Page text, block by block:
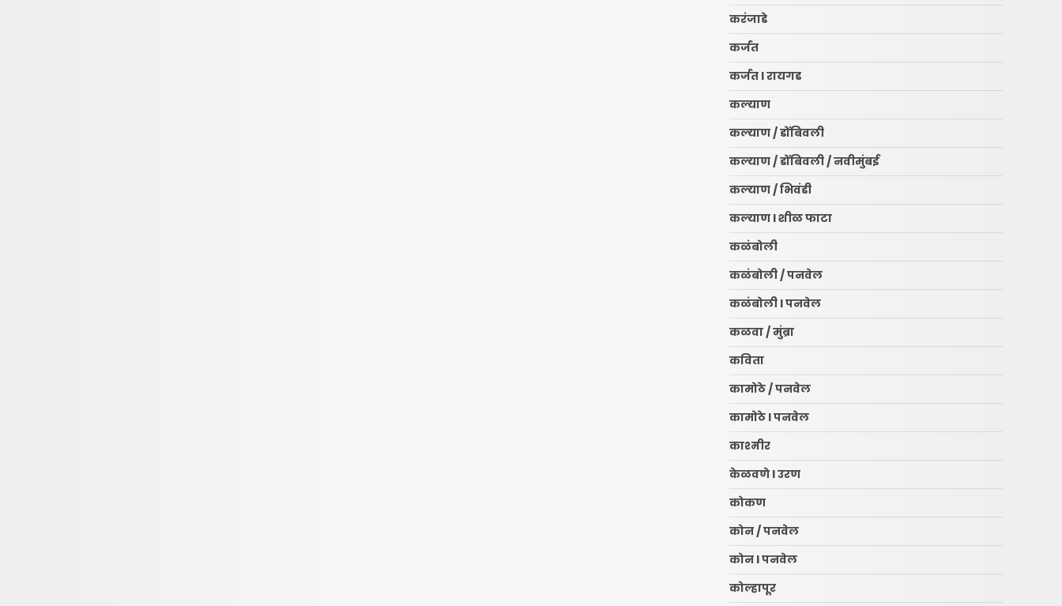
करंजाडे
कर्जत
कर्जत l रायगड
कल्याण
कल्याण / डोंबिवली
कल्याण / डोंबिवली / नवीमुंबई
कल्याण / भिवंडी
कल्याण l शीळ फाटा
कळंबोली
कळंबोली / पनवेल
कळंबोली l पनवेल
कळवा / मुंब्रा
कविता
कामोठे / पनवेल
कामोठे l पनवेल
काश्मीर
केळवणे l उरण
कोकण
कोन / पनवेल
कोन l पनवेल
कोल्हापूर